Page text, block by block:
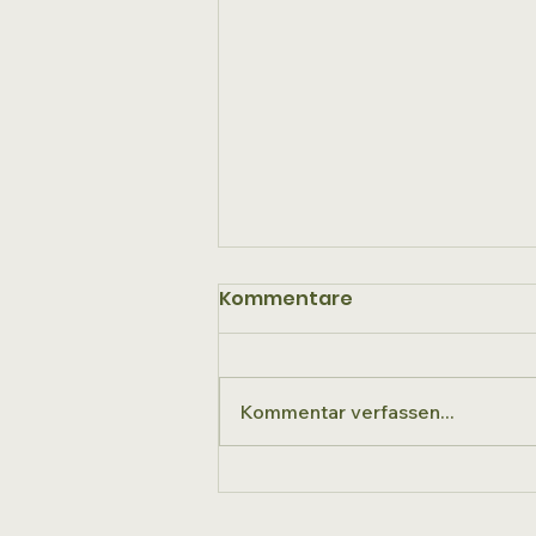
Man gedenke mit
Kommentare
Kommentar verfassen...